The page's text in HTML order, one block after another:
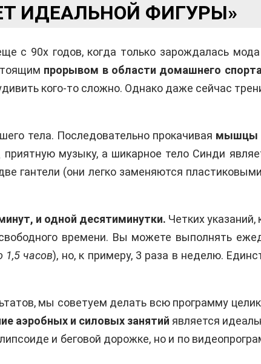
ИДЕАЛЬНОЙ ФИГУРЫ»
с 90х годов, когда только зарождалась
прорывом в области домашнего спорта
кого-то сложно. Однако даже сейчас
тела. Последовательно прокачивая мышцы
музыку, а шикарное тело Синди
гантели (они легко заменяются
и одной десятиминутки. Четких
времени. Вы можете выполнять
1,5 часов), но, к примеру, 3 раза в неделю.
мы советуем делать всю программу
аэробных и силовых занятий является
и беговой дорожке, но и по